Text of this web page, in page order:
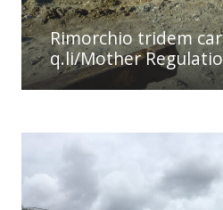
Rimorchio tridem
q.li/Mother